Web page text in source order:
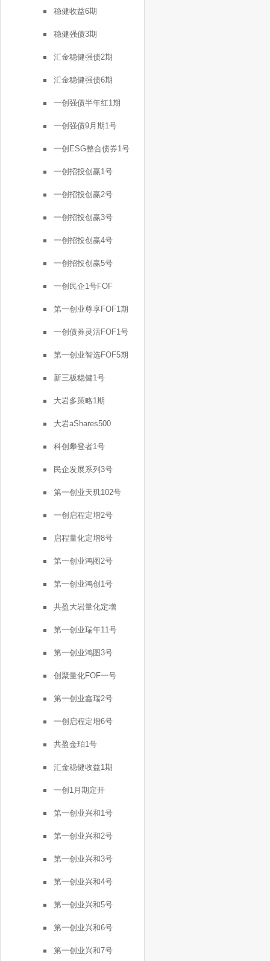
稳健收益6期
稳健强债3期
汇金稳健强债2期
汇金稳健强债6期
一创强债半年红1期
一创强债9月期1号
一创ESG整合债券1号
一创招投创赢1号
一创招投创赢2号
一创招投创赢3号
一创招投创赢4号
一创招投创赢5号
一创民企1号FOF
第一创业尊享FOF1期
一创债券灵活FOF1号
第一创业智选FOF5期
新三板稳健1号
大岩多策略1期
大岩aShares500
科创攀登者1号
民企发展系列3号
第一创业天玑102号
一创启程定增2号
启程量化定增8号
第一创业鸿图2号
第一创业鸿创1号
共盈大岩量化定增
第一创业瑞年11号
第一创业鸿图3号
创聚量化FOF一号
第一创业鑫瑞2号
一创启程定增6号
共盈金珀1号
汇金稳健收益1期
一创1月期定开
第一创业兴和1号
第一创业兴和2号
第一创业兴和3号
第一创业兴和4号
第一创业兴和5号
第一创业兴和6号
第一创业兴和7号